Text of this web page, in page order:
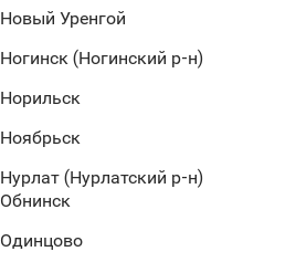
Новый Уренгой
Ногинск (Ногинский р-н)
Норильск
Ноябрьск
Нурлат (Нурлатский р-н)
Обнинск
Одинцово